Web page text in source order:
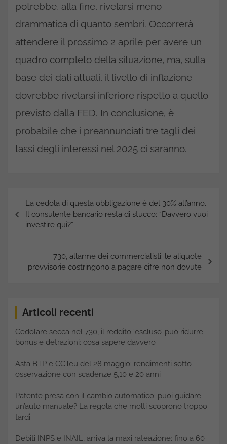
potrebbe, alla fine, rivelarsi meno
drammatica di quanto sembri. Occorrerà
attendere il prossimo 2 aprile per avere un
quadro completo della situazione, ma, sulla
base dei dati attuali, il livello di inflazione
dovrebbe rivelarsi inferiore rispetto a quello
previsto dalla FED. In conclusione, è
probabile che i preannunciati tre tagli dei
tassi degli interessi nel 2025 ci saranno.
Navigazione
articoli
La cedola di questa obbligazione è del 30% all’anno.
Il consulente bancario resta di stucco: “Davvero vuoi
investire qui?”
730, allarme dei commercialisti: le aliquote
provvisorie costringono a pagare cifre non dovute
Articoli recenti
Cedolare secca nel 730, il reddito ‘escluso’ può ridurre
bonus e detrazioni: cosa sapere davvero
Asta BTP e CCTeu del 28 maggio: rendimenti sotto
osservazione con scadenze 5,10 e 20 anni
Patente presa con il cambio automatico: puoi guidare
un’auto manuale? La regola che molti scoprono troppo
tardi
Debiti INPS e INAIL, arriva la maxi rateazione: fino a 60